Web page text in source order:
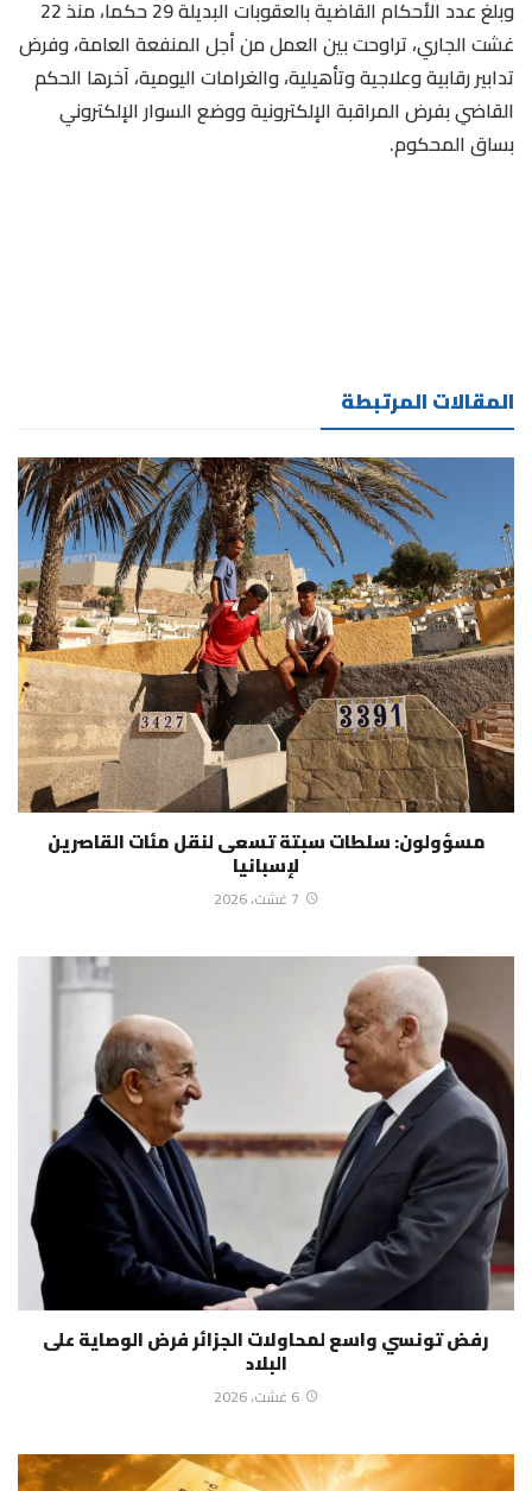
وبلغ عدد الأحكام القاضية بالعقوبات البديلة 29 حكما، منذ 22
غشت الجاري، تراوحت بين العمل من أجل المنفعة العامة، وفرض
تدابير رقابية وعلاجية وتأهيلية، والغرامات اليومية، آخرها الحكم
القاضي بفرض المراقبة الإلكترونية ووضع السوار الإلكتروني
بساق المحكوم.
المقالات المرتبطة
مسؤولون: سلطات سبتة تسعى لنقل مئات القاصرين
لإسبانيا
7 غشت، 2026
رفض تونسي واسع لمحاولات الجزائر فرض الوصاية على
البلاد
6 غشت، 2026